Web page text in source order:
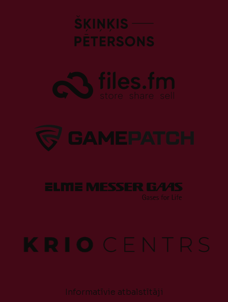
Informatīvie atbalstītāji